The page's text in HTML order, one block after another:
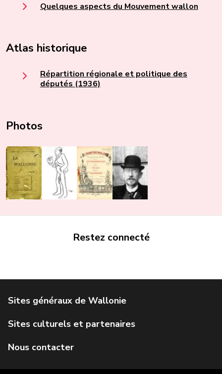
Quelques aspects du Mouvement wallon
Atlas historique
Répartition régionale et politique des
députés (1936)
Photos
Restez connecté
Service public de Wallonie
Géoportail de la Wallonie
IWEPS
Agence Wallonne du Patrimoine